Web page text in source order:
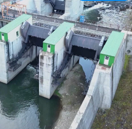
aici textul
aici
pentru
aici
pentru
aici
pentru subti